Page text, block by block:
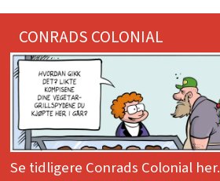
CONRADS COLONIAL
Se tidligere Conrads Colonial her.